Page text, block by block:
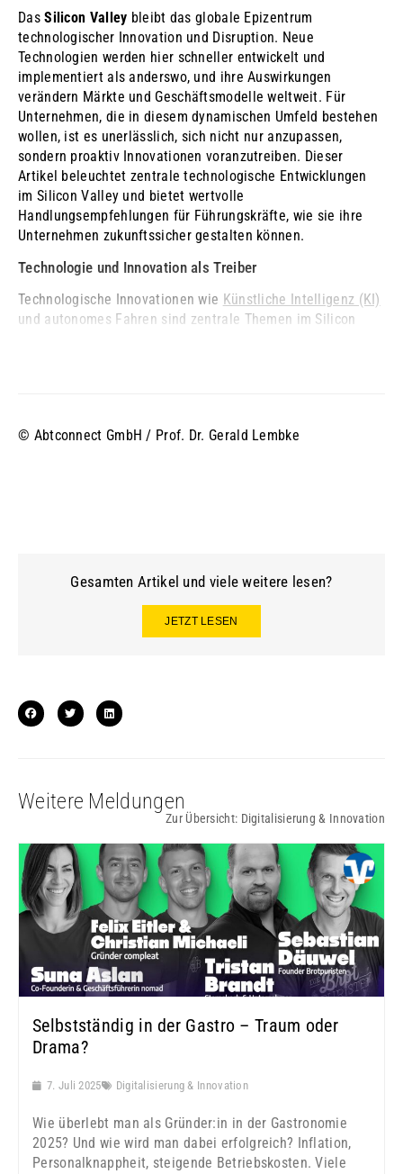
DasSilicon Valley bleibt das globale Epizentrum
technologischer Innovation und Disruption. Neue
Technologien werden hier schneller entwickelt und
implementiert als anderswo, und ihre Auswirkungen
verändern Märkte und Geschäftsmodelle weltweit. Für
Unternehmen, die in diesem dynamischen Umfeld bestehen
wollen, ist es unerlässlich, sich nicht nur anzupassen,
sondern proaktiv Innovationen voranzutreiben. Dieser
Artikel beleuchtet zentrale technologische Entwicklungen
im Silicon Valley und bietet wertvolle
Handlungsempfehlungen für Führungskräfte, wie sie ihre
Unternehmen zukunftssicher gestalten können.
Technologie und Innovation als Treiber
Technologische Innovationen wie Künstliche Intelligenz (KI)
und autonomes Fahren sind zentrale Themen im Silicon
© Abtconnect GmbH / Prof. Dr. Gerald Lembke
Gesamten Artikel und viele weitere lesen?
JETZT LESEN
Weitere Meldungen
Zur Übersicht: Digitalisierung & Innovation
Selbstständig in der Gastro – Traum oder
Drama?
7. Juli 2025 Digitalisierung & Innovation
Wie überlebt man als Gründer:in in der Gastronomie
2025? Und wie wird man dabei erfolgreich? Inflation,
Personalknappheit, steigende Betriebskosten. Viele